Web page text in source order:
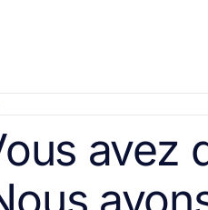
avez